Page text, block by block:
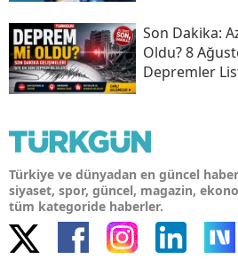
Son Daki̇ka:
Oldu? 8
Depremler
Türkiye ve dünyadan en güncel
siyaset, spor, güncel, magazin,
tüm kategoride haberler.